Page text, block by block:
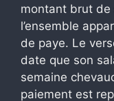
montant brut de
l’ensemble
de paye. Le
date que son
semaine
paiement est